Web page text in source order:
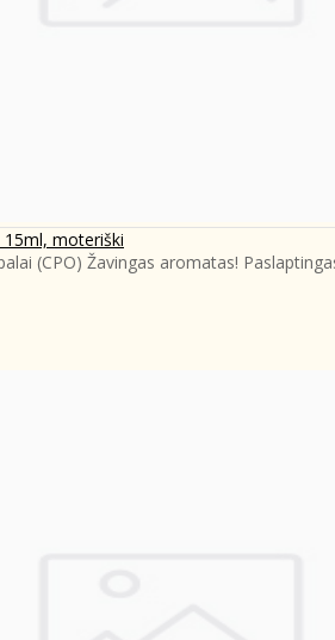
15ml, moteriški
(CPO) Žavingas aromatas!